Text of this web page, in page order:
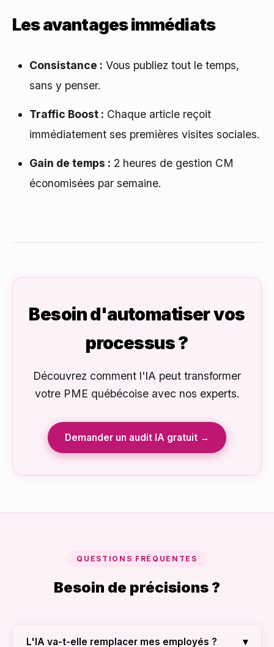
Les avantages immédiats
Consistance : Vous publiez tout le temps,
sans y penser.
Traffic Boost : Chaque article reçoit
immédiatement ses premières visites sociales.
Gain de temps : 2 heures de gestion CM
économisées par semaine.
Besoin d'automatiser vos
processus ?
Découvrez comment l'IA peut transformer
votre PME québécoise avec nos experts.
Demander un audit IA gratuit →
QUESTIONS FRÉQUENTES
Besoin de précisions ?
L'IA va-t-elle remplacer mes employés ? ▾